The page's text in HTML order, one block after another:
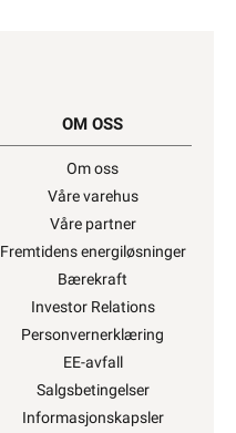
OM OSS
Om oss
Våre varehus
Våre partner
Fremtidens energiløsninger
Bærekraft
Investor Relations
Personvernerklæring
EE-avfall
Salgsbetingelser
Informasjonskapsler